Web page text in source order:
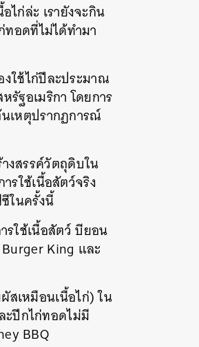
ไก่ล่ะ เรายังจะกิน
ทอดที่ไม่ได้ทำมา
ใช้ไก่ปีละประมาณ
รัฐอเมริกา โดยการ
เหตุปรากฏการณ์
งสรรค์วัตถุดิบใน
ใช้เนื้อสัตว์จริง
ในครั้งนี้
ใช้เนื้อสัตว์บียอน
Burger King และ
สเหมือนเนื้อไก่)ใน
ะปีกไก่ทอดไม่มี
BBQ